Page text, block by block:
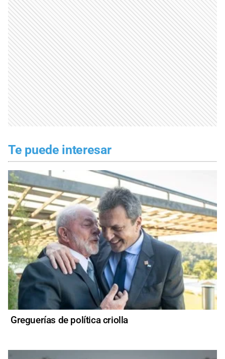
Te puede interesar
Greguerías de política criolla